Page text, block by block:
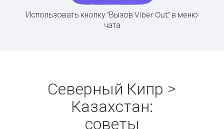
Использовать кнопку "Вызов Viber Out" в меню
чата
Северный Кипр >
Казахстан:
советы